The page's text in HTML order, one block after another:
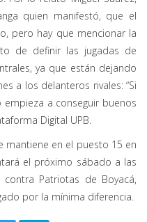
quien manifestó, que el
pero hay que mencionar la
de definir las jugadas de
ya que están dejando
a los delanteros rivales: “Si
a conseguir buenos
Digital UPB.
mantiene en el puesto 15 en
el próximo sábado a las
Patriotas de Boyacá,
por la mínima diferencia.